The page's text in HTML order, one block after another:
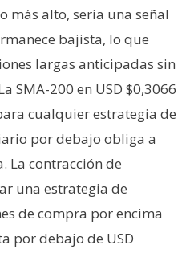
más alto, sería una señal
bajista, lo que
largas anticipadas sin
SMA-200 en USD $0,3066
cualquier estrategia de
por debajo obliga a
La contracción de
una estrategia de
de compra por encima
por debajo de USD